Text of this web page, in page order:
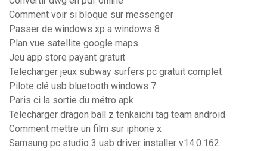
Comment voir si bloque sur messenger
Passer de windows xp a windows 8
Plan vue satellite google maps
Jeu app store payant gratuit
Telecharger jeux subway surfers pc gratuit complet
Pilote clé usb bluetooth windows 7
Paris ci la sortie du métro apk
Telecharger dragon ball z tenkaichi tag team android
Comment mettre un film sur iphone x
Samsung pc studio 3 usb driver installer v14.0.162